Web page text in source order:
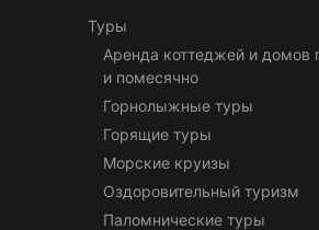
Туры
Аренда коттеджей и домов
и помесячно
Горнолыжные туры
Горящие туры
Морские круизы
Оздоровительный туризм
Паломнические туры